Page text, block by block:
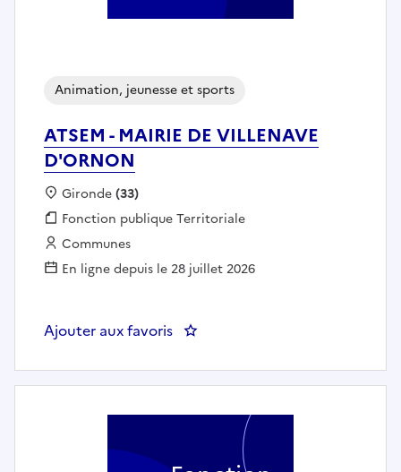
ATSEM - MAIRIE DE VILLENAVE
D'ORNON
Animation, jeunesse et sports
Localisation :
Gironde(33)
Fonction publique :
Fonction publique Territoriale
Employeur :
Communes
En ligne depuis le 28 juillet 2026
Ajouter aux favoris : ATSEM - MAIRIE DE